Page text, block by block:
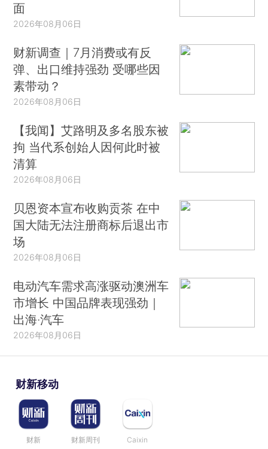
面
2026年08月06日
财新调查｜7月消费或有反
弹、出口维持强劲 受哪些因
素带动？
2026年08月06日
【我闻】艾路明及多名股东被
拘 当代系创始人因何此时被
清算
2026年08月06日
贝恩资本宣布收购贡茶 在中
国大陆无法注册商标后退出市
场
2026年08月06日
电动汽车需求高涨驱动澳洲车
市增长 中国品牌表现强劲｜
出海·汽车
2026年08月06日
财新移动
财新 财新周刊 Caixin